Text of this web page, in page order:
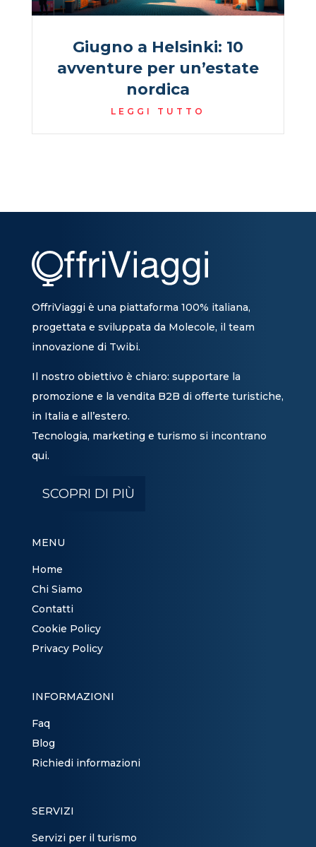
Giugno a Helsinki: 10
avventure per un’estate
nordica
LEGGI TUTTO
OffriViaggi è una piattaforma 100% italiana,
progettata e sviluppata da Molecole, il team
innovazione di Twibi.
Il nostro obiettivo è chiaro: supportare la
promozione e la vendita B2B di offerte turistiche,
in Italia e all’estero.
Tecnologia, marketing e turismo si incontrano
qui.
SCOPRI DI PIÙ
MENU
Home
Chi Siamo
Contatti
Cookie Policy
Privacy Policy
INFORMAZIONI
Faq
Blog
Richiedi informazioni
SERVIZI
Servizi per il turismo